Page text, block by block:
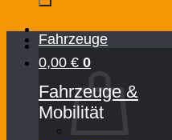
0,00 € 0
Fahrzeuge
Fahrzeuge &
Mobilität